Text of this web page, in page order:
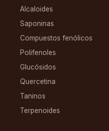
Alcaloides
Saponinas
Compuestos fenólicos
Polifenoles
Glucósidos
Quercetina
Taninos
Terpenoides